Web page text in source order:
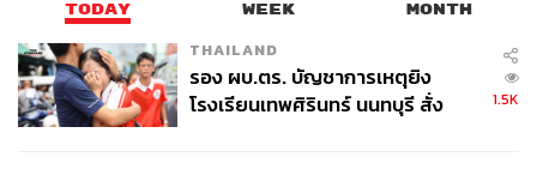
TODAY WEEK MONTH
THAILAND
รอง ผบ.ตร. บัญชาการเหตุยิง
โรงเรียนเทพศิรินทร์ นนทบุรี สั่ง
1.5K